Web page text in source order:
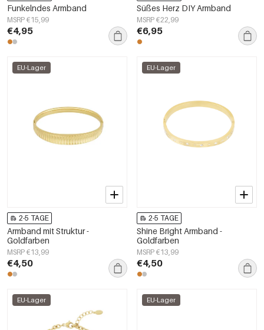
Funkelndes Armband
MSRP €15,99
€4,95
Süßes Herz DIY Armband
MSRP €22,99
€6,95
EU-Lager
2-5 TAGE
Armband mit Struktur -
Goldfarben
MSRP €13,99
€4,50
EU-Lager
2-5 TAGE
Shine Bright Armband -
Goldfarben
MSRP €13,99
€4,50
EU-Lager EU-Lager